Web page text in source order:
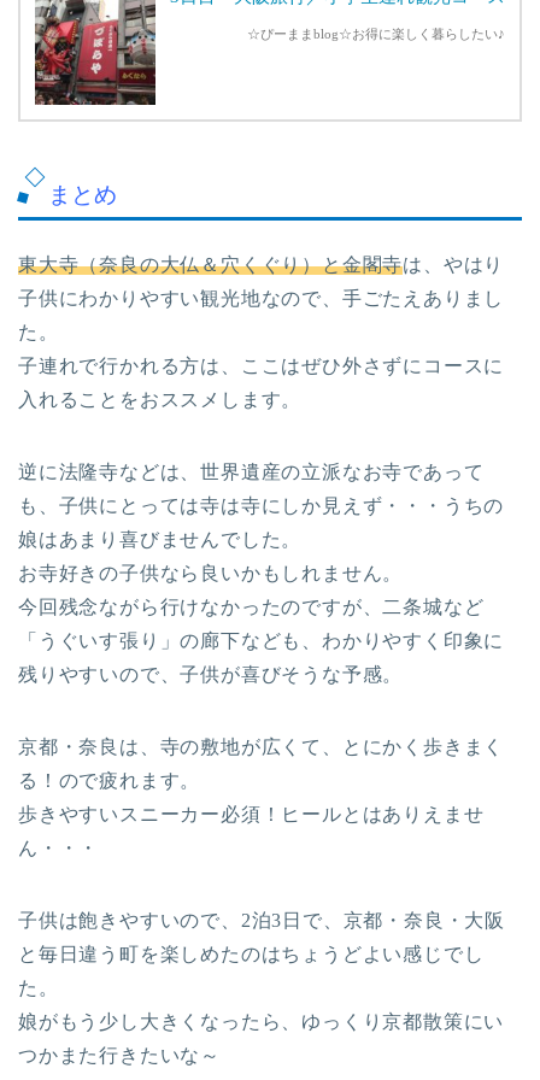
☆ぴーままblog☆お得に楽しく暮らしたい♪
まとめ
東大寺（奈良の大仏＆穴くぐり）と金閣寺は、やはり
子供にわかりやすい観光地なので、手ごたえありまし
た。
子連れで行かれる方は、ここはぜひ外さずにコースに
入れることをおススメします。
逆に法隆寺などは、世界遺産の立派なお寺であって
も、子供にとっては寺は寺にしか見えず・・・うちの
娘はあまり喜びませんでした。
お寺好きの子供なら良いかもしれません。
今回残念ながら行けなかったのですが、二条城など
「うぐいす張り」の廊下なども、わかりやすく印象に
残りやすいので、子供が喜びそうな予感。
京都・奈良は、寺の敷地が広くて、とにかく歩きまく
る！ので疲れます。
歩きやすいスニーカー必須！ヒールとはありえませ
ん・・・
子供は飽きやすいので、2泊3日で、京都・奈良・大阪
と毎日違う町を楽しめたのはちょうどよい感じでし
た。
娘がもう少し大きくなったら、ゆっくり京都散策にい
つかまた行きたいな～